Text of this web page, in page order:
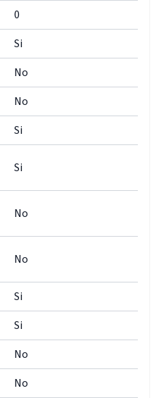
0
Si
No
No
Si
Si
No
No
Si
Si
No
No